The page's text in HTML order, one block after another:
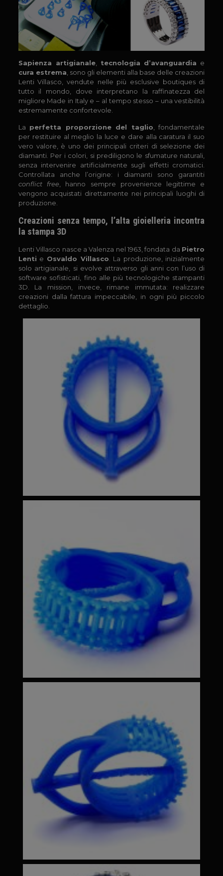
Sapienza artigianale, tecnologia d’avanguardia e
cura estrema, sono gli elementi alla base delle creazioni
Lenti Villasco, vendute nelle più esclusive boutiques di
tutto il mondo, dove interpretano la raffinatezza del
migliore Made in Italy e – al tempo stesso – una vestibilità
estremamente confortevole.
La perfetta proporzione del taglio, fondamentale
per restituire al meglio la luce e dare alla caratura il suo
vero valore, è uno dei principali criteri di selezione dei
diamanti. Per i colori, si prediligono le sfumature naturali,
senza intervenire artificialmente sugli effetti cromatici.
Controllata anche l’origine: i diamanti sono garantiti
conflict free, hanno sempre provenienze legittime e
vengono acquistati direttamente nei principali luoghi di
produzione.
Creazioni senza tempo, l’alta gioielleria incontra
la stampa 3D
Lenti Villasco nasce a Valenza nel 1963, fondata da Pietro
Lenti e Osvaldo Villasco. La produzione, inizialmente
solo artigianale, si evolve attraverso gli anni con l’uso di
software sofisticati, fino alle più tecnologiche stampanti
3D. La mission, invece, rimane immutata: realizzare
creazioni dalla fattura impeccabile, in ogni più piccolo
dettaglio.